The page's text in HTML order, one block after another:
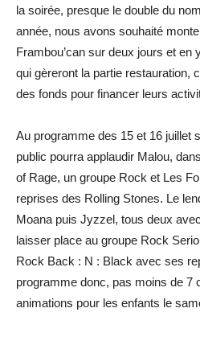
la soirée, presque le double du
année, nous avons souhaité
Frambou’can sur deux jours et
qui gèreront la partie restauration,
des fonds pour financer leurs
Au programme des 15 et 16 juillet
public pourra applaudir Malou,
of Rage, un groupe Rock et Les
reprises des Rolling Stones. Le
Moana puis Jyzzel, tous deux
laisser place au groupe Rock
Rock Back : N : Black avec ses
programme donc, pas moins de 7
animations pour les enfants le